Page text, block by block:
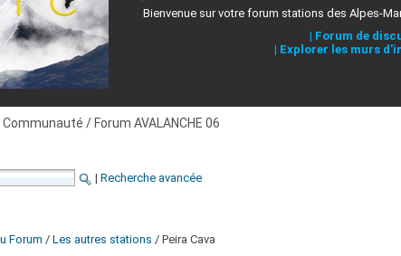
Bienvenue sur votre forum stations des Alpes-
| Forum de
| Explorer les murs
/ Forum AVALANCHE 06
| Recherche avancée
Forum / Les autres stations / Peira Cava